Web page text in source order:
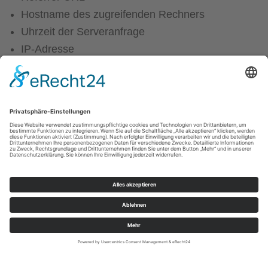
Hostname des zugreifenden Rechners
Uhrzeit der Serveranfrage
IP-Adresse
Eine Zusammenführung dieser Daten mit anderen
Datenquellen wird nicht vorgenommen.
Die Erfassung dieser Daten erfolgt auf Grundlage
von Art. 6 Abs. 1 lit. f DSGVO. Der Websitebetreiber
hat ein berechtigtes Interesse an der technisch
fehlerfreien Darstellung und der Optimierung seiner
Kontaktformular
Wenn Sie uns per Kontaktformular Anfragen